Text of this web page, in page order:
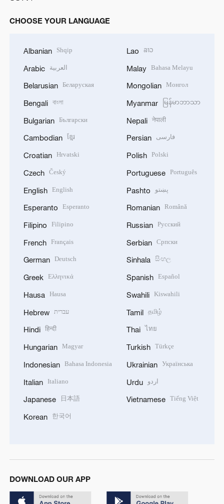
CHOOSE YOUR LANGUAGE
Albanian Shqip
Arabic العربية
Belarusian Беларуская
Bengali বাংলা
Bulgarian Български
Cambodian ខ្មែរ
Croatian Hrvatski
Czech Český
English English
Esperanto Esperanto
Filipino Filipino
French Français
German Deutsch
Greek Ελληνικά
Hausa Hausa
Hebrew עברית
Hindi हिन्दी
Hungarian Magyar
Indonesian Bahasa Indonesia
Italian Italiano
Japanese 日本語
Korean 한국어
Lao ລາວ
Malay Bahasa Melayu
Mongolian Монгол
Myanmar မြန်မာဘာသာ
Nepali नेपाली
Persian فارسی
Polish Polski
Portuguese Português
Pashto پښتو
Romanian Română
Russian Русский
Serbian Српски
Sinhala සිංහල
Spanish Español
Swahili Kiswahili
Tamil தமிழ்
Thai ไทย
Turkish Türkçe
Ukrainian Українська
Urdu اردو
Vietnamese Tiếng Việt
DOWNLOAD OUR APP